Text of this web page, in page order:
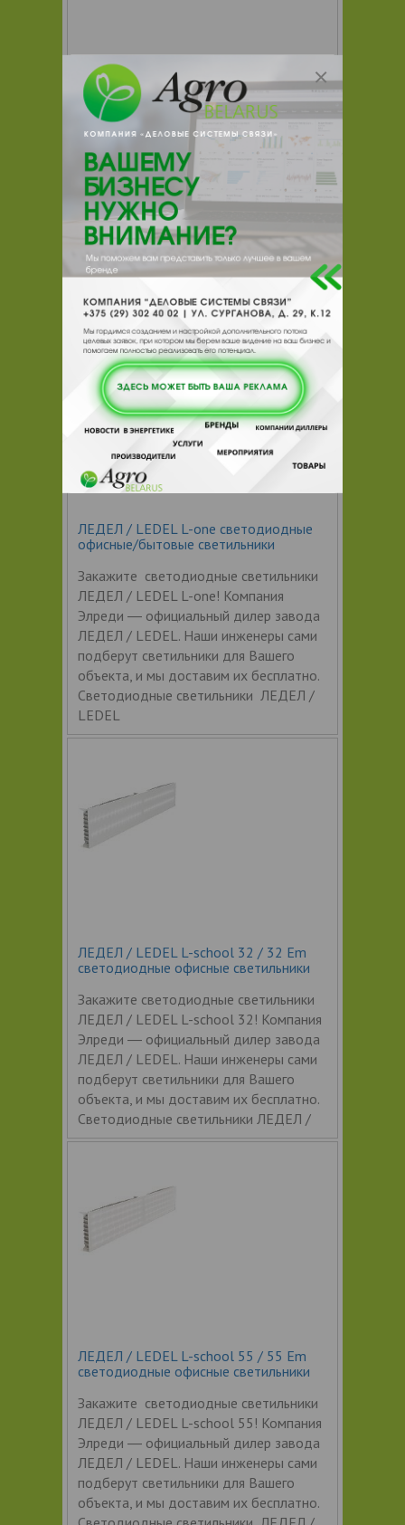
ЛЕДЕЛ / LEDEL L-one 5x2 Duo
светодиодные офисные/бытовые
светильники
Закажите светодиодные светильники
ЛЕДЕЛ / LEDEL L-one 5x2 Duo!
Компания Элреди ― официальный
дилер завода ЛЕДЕЛ / LEDEL. Наши
инженеры сами подберут светильники
для Вашего объекта, и мы доставим их
бесплатно. Светодиодные
ЛЕДЕЛ / LEDEL L-one светодиодные
офисные/бытовые светильники
Закажите светодиодные светильники
ЛЕДЕЛ / LEDEL L-one! Компания
Элреди ― официальный дилер завода
ЛЕДЕЛ / LEDEL. Наши инженеры сами
подберут светильники для Вашего
объекта, и мы доставим их бесплатно.
Светодиодные светильники ЛЕДЕЛ /
LEDEL
ЛЕДЕЛ / LEDEL L-school 32 / 32 Em
светодиодные офисные светильники
Закажите светодиодные светильники
ЛЕДЕЛ / LEDEL L-school 32! Компания
Элреди ― официальный дилер завода
ЛЕДЕЛ / LEDEL. Наши инженеры сами
подберут светильники для Вашего
объекта, и мы доставим их бесплатно.
Светодиодные светильники ЛЕДЕЛ /
ЛЕДЕЛ / LEDEL L-school 55 / 55 Em
светодиодные офисные светильники
Закажите светодиодные светильники
ЛЕДЕЛ / LEDEL L-school 55! Компания
Элреди ― официальный дилер завода
ЛЕДЕЛ / LEDEL. Наши инженеры сами
подберут светильники для Вашего
объекта, и мы доставим их бесплатно.